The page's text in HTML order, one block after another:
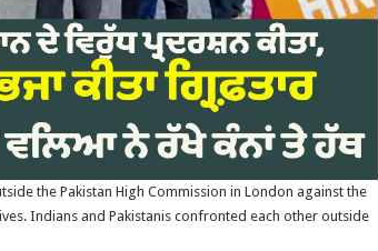
the Pakistan High Commission in London against the
Indians and Pakistanis confronted each other outside